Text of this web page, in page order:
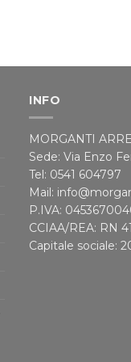
INFO
MORGANTI
Sede: Via Enzo
Tel: 0541 604797
Mail:
P.IVA:
CCIAA/REA: RN
Capitale sociale: